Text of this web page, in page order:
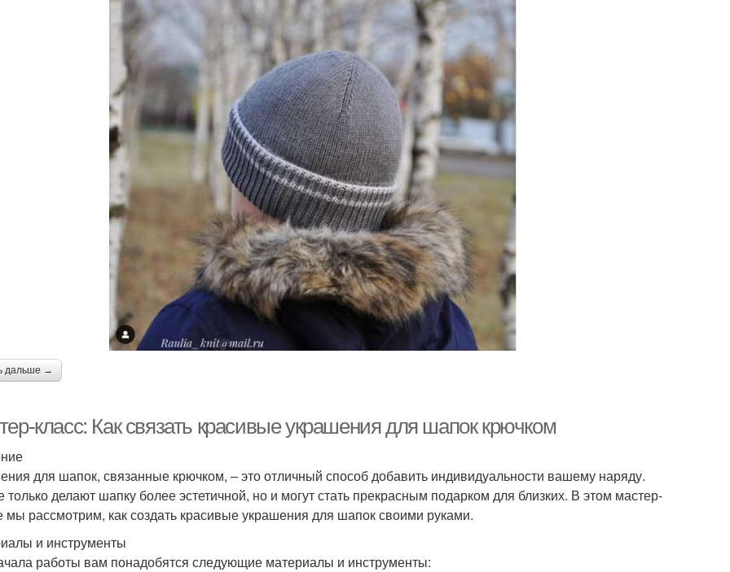
дальше →
класс: Как связать красивые украшения для шапок крючком
для шапок, связанные крючком, – это отличный способ добавить индивидуальности вашему наряду.
только делают шапку более эстетичной, но и могут стать прекрасным подарком для близких. В этом мастер-
мы рассмотрим, как создать красивые украшения для шапок своими руками.
и инструменты
работы вам понадобятся следующие материалы и инструменты: